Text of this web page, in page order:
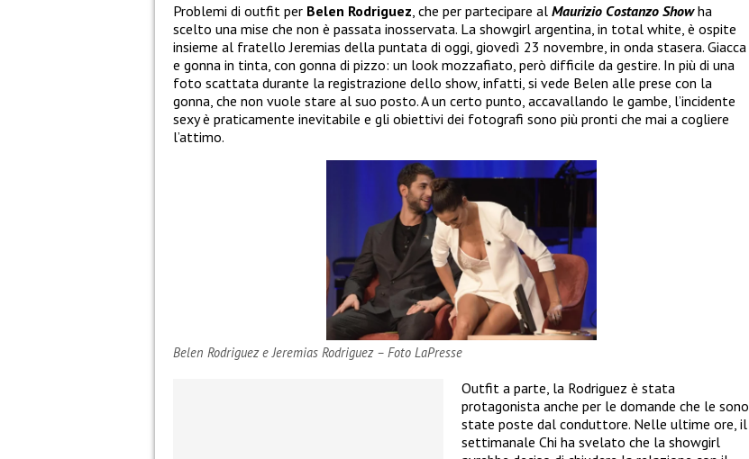
Problemi di outfit per Belen Rodriguez , che per partecipare al Maurizio Costanzo Showha
scelto una mise che non è passata inosservata. La showgirl argentina, in total white, è ospite
insieme al fratello Jeremias della puntata di oggi, giovedì 23 novembre, in onda stasera. Giacca
e gonna in tinta, con gonna di pizzo: un look mozzafiato, però difficile da gestire. In più di una
foto scattata durante la registrazione dello show, infatti, si vede Belen alle prese con la
gonna, che non vuole stare al suo posto. A un certo punto, accavallando le gambe, l’incidente
sexy è praticamente inevitabile e gli obiettivi dei fotografi sono più pronti che mai a cogliere
l’attimo.
Belen Rodriguez e Jeremias Rodriguez – Foto LaPresse
Outfit a parte, la Rodriguez è stata
protagonista anche per le domande che le sono
state poste dal conduttore. Nelle ultime ore, il
settimanale Chi ha svelato che la showgirl